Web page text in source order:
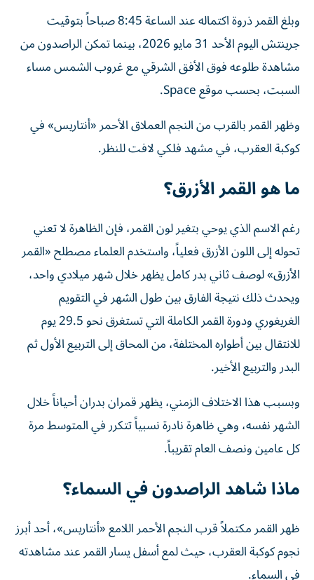
وبلغ القمر ذروة اكتماله عند الساعة 8:45 صباحاً بتوقيت
جرينتش اليوم الأحد 31 مايو 2026، بينما تمكن الراصدون من
مشاهدة طلوعه فوق الأفق الشرقي مع غروب الشمس مساء
السبت، بحسب موقع Space.
وظهر القمر بالقرب من النجم العملاق الأحمر «أنتاريس» في
كوكبة العقرب، في مشهد فلكي لافت للنظر.
ما هو القمر الأزرق؟
رغم الاسم الذي يوحي بتغير لون القمر، فإن الظاهرة لا تعني
تحوله إلى اللون الأزرق فعلياً، واستخدم العلماء مصطلح «القمر
الأزرق» لوصف ثاني بدر كامل يظهر خلال شهر ميلادي واحد،
ويحدث ذلك نتيجة الفارق بين طول الشهر في التقويم
الغريغوري ودورة القمر الكاملة التي تستغرق نحو 29.5 يوم
للانتقال بين أطواره المختلفة، من المحاق إلى التربيع الأول ثم
البدر والتربيع الأخير.
وبسبب هذا الاختلاف الزمني، يظهر قمران بدران أحياناً خلال
الشهر نفسه، وهي ظاهرة نادرة نسبياً تتكرر في المتوسط مرة
كل عامين ونصف العام تقريباً.
ماذا شاهد الراصدون في السماء؟
ظهر القمر مكتملاً قرب النجم الأحمر اللامع «أنتاريس»، أحد أبرز
نجوم كوكبة العقرب، حيث لمع أسفل يسار القمر عند مشاهدته